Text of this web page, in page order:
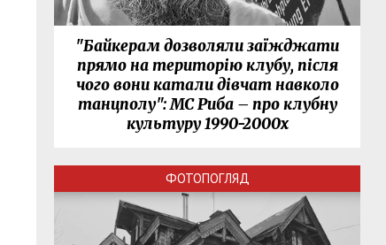
"Байкерам дозволяли заїжджати
прямо на територію клубу, після
чого вони катали дівчат навколо
танцполу": МС Риба – про клубну
культуру 1990-2000х
ФОТОПОГЛЯД